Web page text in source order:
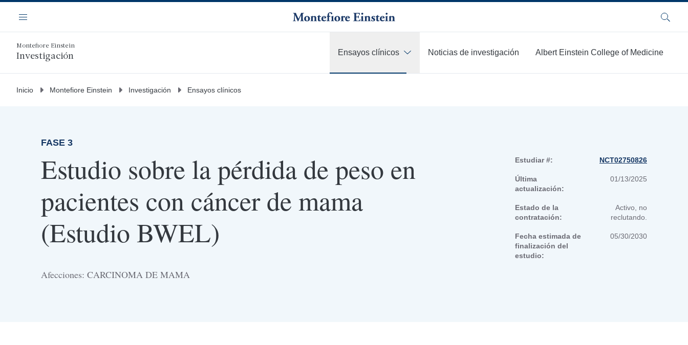
contenido
principal
Navegación
Menú Buscar
Montefiore Einstein
Investigación Ensayos clínicos Noticias de investigación Albert Einstein College of Medicine
Inicio Montefiore Einstein Investigación Ensayos clínicos
FASE 3
Estudio sobre la pérdida de peso en
pacientes con cáncer de mama
(Estudio BWEL)
Afecciones: CARCINOMA DE MAMA
Estudiar #: NCT02750826
Última
actualización:
01/13/2025
Estado de la
contratación:
Activo, no
reclutando.
Fecha estimada de
finalización del
estudio:
05/30/2030